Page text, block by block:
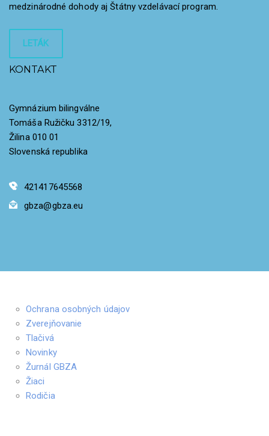
medzinárodné dohody aj Štátny vzdelávací program.
LETÁK
KONTAKT
Gymnázium bilingválne
Tomáša Ružičku 3312/19,
Žilina 010 01
Slovenská republika
421417645568
gbza@gbza.eu
Ochrana osobných údajov
Zverejňovanie
Tlačivá
Novinky
Žurnál GBZA
Žiaci
Rodičia